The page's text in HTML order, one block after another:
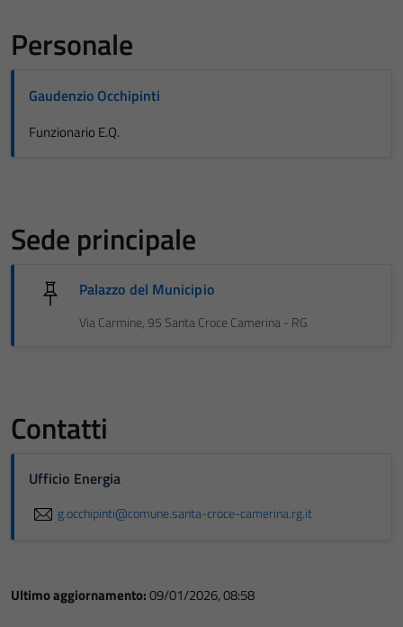
Personale
Gaudenzio Occhipinti
Funzionario E.Q.
Sede principale
Palazzo del Municipio
Via Carmine, 95 Santa Croce Camerina - RG
Contatti
Ufficio Energia
g.occhipinti@comune.santa-croce-camerina.rg.it
Ultimo aggiornamento:09/01/2026, 08:58